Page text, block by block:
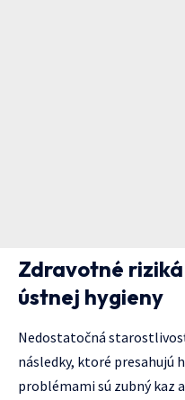
Zdravotné
ústnej hygieny
Nedostatočná
následky, ktoré presahujú
problémami sú zubný kaz